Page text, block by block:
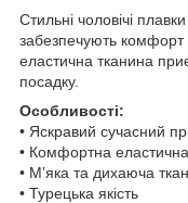
Стильні чоловічі
забезпечують
еластична тканина
посадку.
Особливості:
• Яскравий сучасний
• Комфортна
• М’яка та дихаюча
• Турецька якість